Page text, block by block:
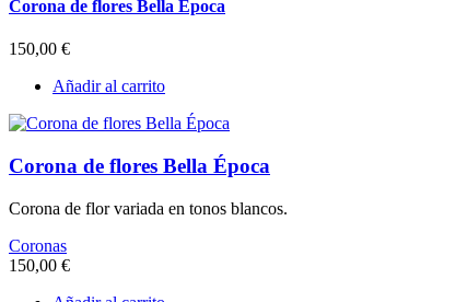
Corona de flores Bella Época
150,00 €
Añadir al carrito
Corona de flores Bella Época
Corona de flor variada en tonos blancos.
Coronas
150,00 €